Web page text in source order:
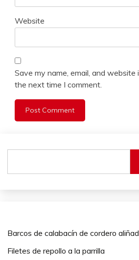
Website
Save my name, email, and
the next time I comment.
Barcos de calabacín de cordero
Filetes de repollo a la parrilla